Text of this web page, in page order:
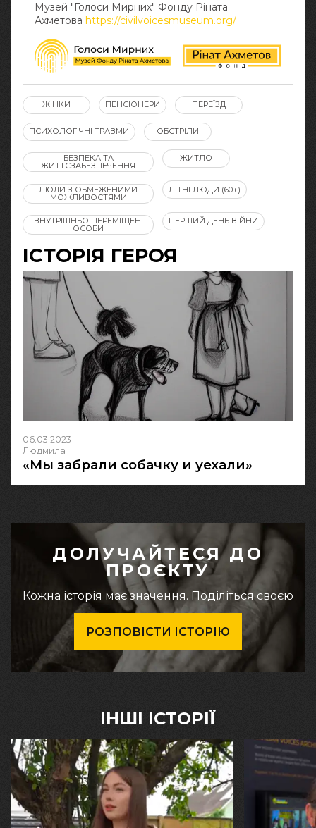
Музей "Голоси Мирних" Фонду Ріната
Ахметова https://civilvoicesmuseum.org/
ЖІНКИ ПЕНСІОНЕРИ ПЕРЕЇЗД
ПСИХОЛОГІЧНІ ТРАВМИ ОБСТРІЛИ
БЕЗПЕКА ТА
ЖИТТЄЗАБЕЗПЕЧЕННЯ
ЖИТЛО
ЛЮДИ З ОБМЕЖЕНИМИ
МОЖЛИВОСТЯМИ
ЛІТНІ ЛЮДИ (60+)
ВНУТРІШНЬО ПЕРЕМІЩЕНІ
ОСОБИ
ПЕРШИЙ ДЕНЬ ВІЙНИ
ІСТОРІЯ ГЕРОЯ
06.03.2023
Людмила
«Мы забрали собачку и уехали»
ДОЛУЧАЙТЕСЯ ДО
ПРОЄКТУ
Кожна історія має значення. Поділіться своєю
РОЗПОВІСТИ ІСТОРІЮ
ІНШІ ІСТОРІЇ